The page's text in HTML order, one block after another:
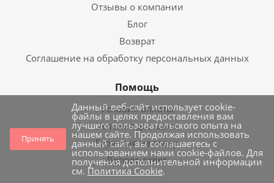
Отзывы о компании
Блог
Возврат
Соглашение на обработку персональных данных
Помощь
Условия оплаты
Условия доставки
Гарантия на товар
Вопрос-ответ
Принять
Данный веб-сайт использует cookie-
файлы в целях предоставления вам
лучшего пользовательского опыта на
нашем сайте. Продолжая использовать
данный сайт, вы соглашаетесь с
использованием нами cookie-файлов. Для
получения дополнительной информации
см. Политика Cookie.